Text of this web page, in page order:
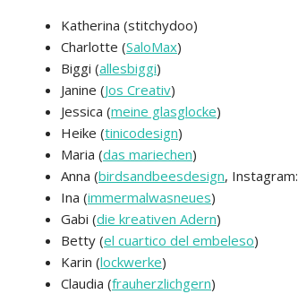
Katherina (stitchydoo)
Charlotte (SaloMax)
Biggi (allesbiggi)
Janine (Jos Creativ)
Jessica (meine glasglocke)
Heike (tinicodesign)
Maria (das mariechen)
Anna (birdsandbeesdesign, Instagram:
Ina (immermalwasneues)
Gabi (die kreativen Adern)
Betty (el cuartico del embeleso)
Karin (lockwerke)
Claudia (frauherzlichgern)